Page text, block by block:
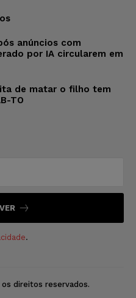
anúncios com
por IA circularem em
de matar o filho tem
TO
.
direitos reservados.